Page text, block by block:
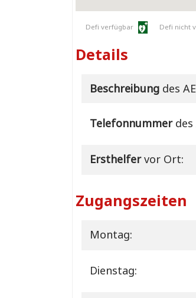
Defi verfügbar Defi nicht
Details
Beschreibungdes
Telefonnummerdes
Ersthelfervor Ort:
Zugangszeiten
Montag:
Dienstag: